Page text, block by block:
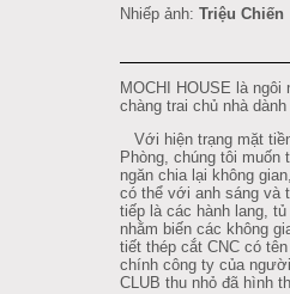
Nhiếp ảnh: Triệu Chiến
MOCHI HOUSE là
chàng trai chủ nhà
Với hiện trạng mặt
Phòng, chúng tôi muốn
ngăn chia lại không
có thể với anh sáng và
tiếp là các hành lang,
nhằm biến các không
tiết thép cắt CNC có
chính công ty của
CLUB thu nhỏ đã hình